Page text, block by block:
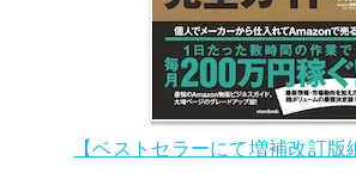
【ベストセラーにて増補改訂版